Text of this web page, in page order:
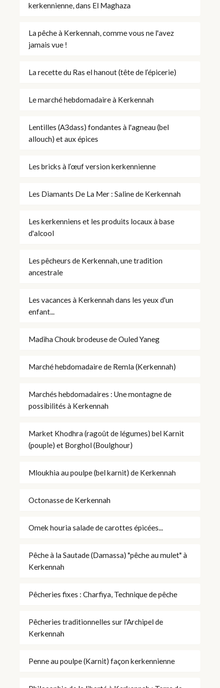
kerkennienne, dans El Maghaza
La pêche à Kerkennah, comme vous ne l'avez
jamais vue !
La recette du Ras el hanout (tête de l’épicerie)
Le marché hebdomadaire à Kerkennah
Lentilles (A3dass) fondantes à l'agneau (bel
allouch) et aux épices
Les bricks à l’œuf version kerkennienne
Les Diamants De La Mer : Saline de Kerkennah
Les kerkenniens et les produits locaux à base
d'alcool
Les pêcheurs de Kerkennah, une tradition
ancestrale
Les vacances à Kerkennah dans les yeux d'un
enfant...
Madiha Chouk brodeuse de Ouled Yaneg
Marché hebdomadaire de Remla (Kerkennah)
Marchés hebdomadaires : Une montagne de
possibilités à Kerkennah
Market Khodhra (ragoût de légumes) bel Karnit
(pouple) et Borghol (Boulghour)
Mloukhia au poulpe (bel karnit) de Kerkennah
Octonasse de Kerkennah
Omek houria salade de carottes épicées...
Pêche à la Sautade (Damassa) "pêche au mulet" à
Kerkennah
Pêcheries fixes : Charfiya, Technique de pêche
Pêcheries traditionnelles sur l'Archipel de
Kerkennah
Penne au poulpe (Karnit) façon kerkennienne